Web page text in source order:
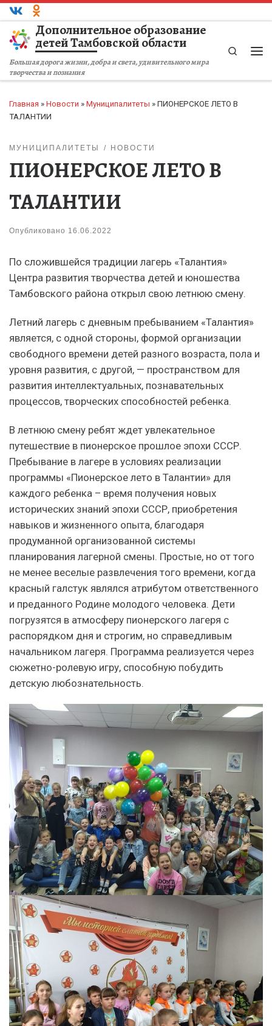
Перейти к содержимому
Дополнительное образование
детей Тамбовской области
Большая дорога жизни, добра и света, удивительного мира
творчества и познания
Search
Главная » Новости » Муниципалитеты » ПИОНЕРСКОЕ ЛЕТО В
ТАЛАНТИИ
МУНИЦИПАЛИТЕТЫ НОВОСТИ
ПИОНЕРСКОЕ ЛЕТО В
ТАЛАНТИИ
Опубликовано 16.06.2022
По сложившейся традиции лагерь «Талантия»
Центра развития творчества детей и юношества
Тамбовского района открыл свою летнюю смену.
Летний лагерь с дневным пребыванием «Талантия»
является, с одной стороны, формой организации
свободного времени детей разного возраста, пола и
уровня развития, с другой, — пространством для
развития интеллектуальных, познавательных
процессов, творческих способностей ребенка.
В летнюю смену ребят ждет увлекательное
путешествие в пионерское прошлое эпохи СССР.
Пребывание в лагере в условиях реализации
программы «Пионерское лето в Талантии» для
каждого ребенка – время получения новых
исторических знаний эпохи СССР, приобретения
навыков и жизненного опыта, благодаря
продуманной организованной системы
планирования лагерной смены. Простые, но от того
не менее веселые развлечения того времени, когда
красный галстук являлся атрибутом ответственного
и преданного Родине молодого человека. Дети
погрузятся в атмосферу пионерского лагеря с
распорядком дня и строгим, но справедливым
начальником лагеря. Программа реализуется через
сюжетно-ролевую игру, способную побудить
детскую любознательность.